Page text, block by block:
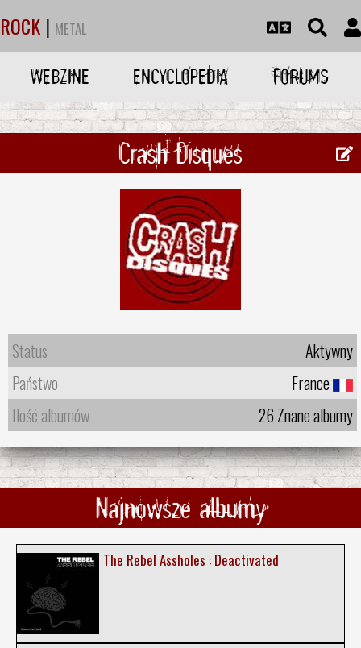
ROCK | METAL
WEBZINE ENCYCLOPEDIA FORUMS
Crash Disques
Status
Aktywny
Państwo
France
Ilość albumów
26 Znane albumy
Najnowsze albumy
The Rebel Assholes : Deactivated